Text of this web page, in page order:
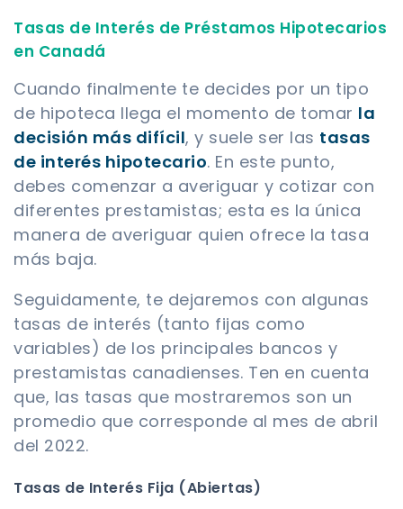
Tasas de Interés de Préstamos Hipotecarios
en Canadá
Cuando finalmente te decides por un tipo
de hipoteca llega el momento de tomar la
decisión más difícil, y suele ser las tasas
de interés hipotecario. En este punto,
debes comenzar a averiguar y cotizar con
diferentes prestamistas; esta es la única
manera de averiguar quien ofrece la tasa
más baja.
Seguidamente, te dejaremos con algunas
tasas de interés (tanto fijas como
variables) de los principales bancos y
prestamistas canadienses. Ten en cuenta
que, las tasas que mostraremos son un
promedio que corresponde al mes de abril
del 2022.
Tasas de Interés Fija (Abiertas)